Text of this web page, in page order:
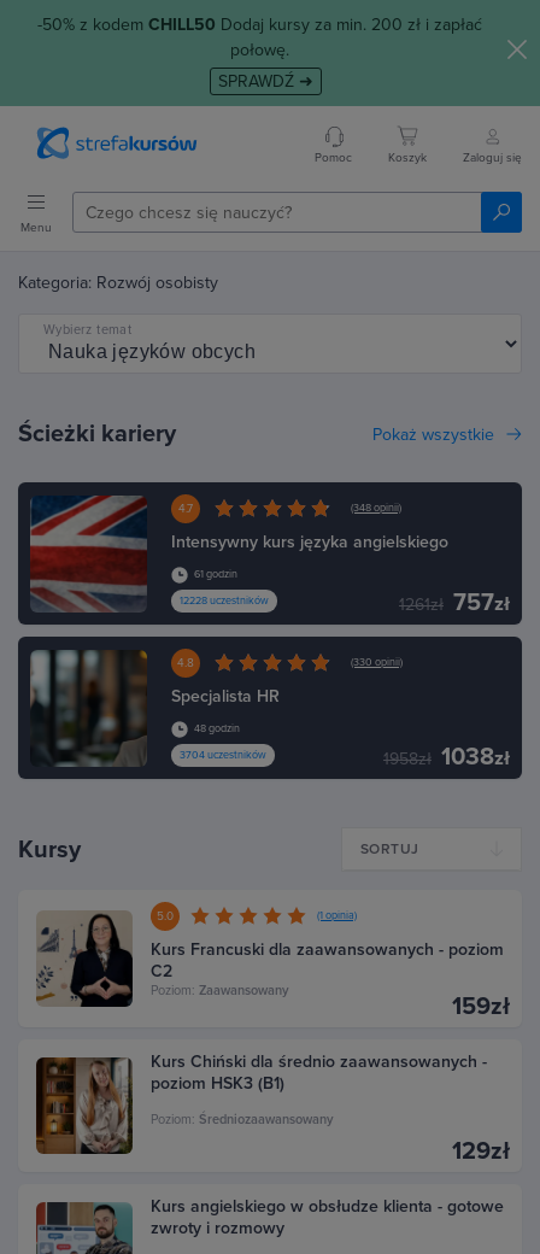
-50% z kodem CHILL50 Dodaj kursy za min. 200 zł i zapłać
połowę.
SPRAWDŹ ➜
Pomoc Koszyk Zaloguj się
Menu
Kategoria: Rozwój osobisty
Wybierz temat
Ścieżki kariery Pokaż wszystkie
4.7 (348 opinii)
Intensywny kurs języka angielskiego
61 godzin
12228 uczestników
1261zł 757zł
4.8 (330 opinii)
Specjalista HR
48 godzin
3704 uczestników
1958zł 1038zł
Kursy SORTUJ
5.0 (1 opinia)
Kurs Francuski dla zaawansowanych - poziom
C2
Poziom: Zaawansowany
159zł
Kurs Chiński dla średnio zaawansowanych -
poziom HSK3 (B1)
Poziom: Średniozaawansowany
129zł
Kurs angielskiego w obsłudze klienta - gotowe
zwroty i rozmowy